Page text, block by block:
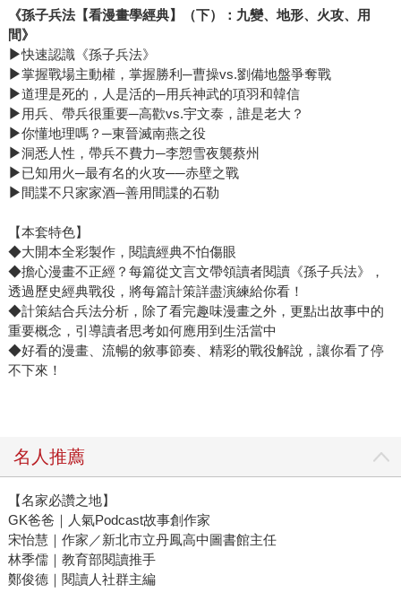
《孫子兵法【看漫畫學經典】（下）：九變、地形、火攻、用
間》
▶快速認識《孫子兵法》
▶掌握戰場主動權，掌握勝利─曹操vs.劉備地盤爭奪戰
▶道理是死的，人是活的─用兵神武的項羽和韓信
▶ 用兵、帶兵很重要─高歡vs.宇文泰，誰是老大？
▶你懂地理嗎？─東晉滅南燕之役
▶洞悉人性，帶兵不費力─李愬雪夜襲蔡州
▶已知用火─最有名的火攻──赤壁之戰
▶間諜不只家家酒─善用間諜的石勒
【本套特色】
◆大開本全彩製作，閱讀經典不怕傷眼
◆擔心漫畫不正經？每篇從文言文帶領讀者閱讀《孫子兵法》，
透過歷史經典戰役，將每篇計策詳盡演練給你看！
◆計策結合兵法分析，除了看完趣味漫畫之外，更點出故事中的
重要概念，引導讀者思考如何應用到生活當中
◆好看的漫畫、流暢的敘事節奏、精彩的戰役解說，讓你看了停
不下來！
名人推薦
【名家必讚之地】
GK爸爸｜人氣Podcast故事創作家
宋怡慧｜作家／新北市立丹鳳高中圖書館主任
林季儒｜教育部閱讀推手
鄭俊德｜閱讀人社群主編